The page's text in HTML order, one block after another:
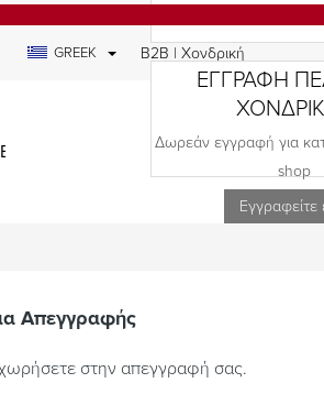
GREEK B2B | Χονδρική
ΕΓΓΡΑΦΗ
Δωρεάν εγγραφή για
shop
Απεγγραφής
στην απεγγραφή σας.